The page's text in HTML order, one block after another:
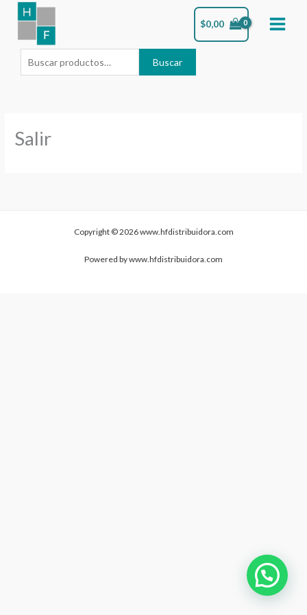
contenido
$0,00
Buscar
por:
Buscar
Salir
Copyright © 2026 www.hfdistribuidora.com
Powered by www.hfdistribuidora.com